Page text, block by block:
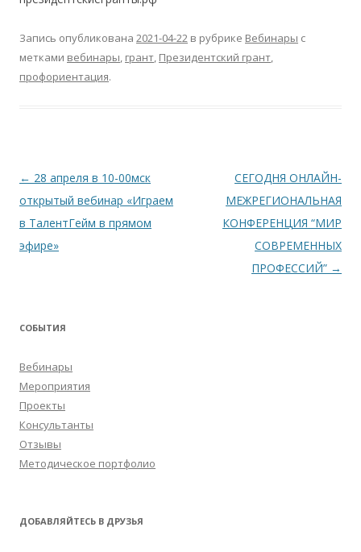
Запись опубликована 2021-04-22 в рубрике Вебинары с
метками вебинары, грант, Президентский грант,
профориентация.
Навигация
по
записям
← 28 апреля в 10-00мск
открытый вебинар «Играем
в ТалентГейм в прямом
эфире»
СЕГОДНЯ ОНЛАЙН-
МЕЖРЕГИОНАЛЬНАЯ
КОНФЕРЕНЦИЯ “МИР
СОВРЕМЕННЫХ
ПРОФЕССИЙ” →
СОБЫТИЯ
Вебинары
Мероприятия
Проекты
Консультанты
Отзывы
Методическое портфолио
ДОБАВЛЯЙТЕСЬ В ДРУЗЬЯ